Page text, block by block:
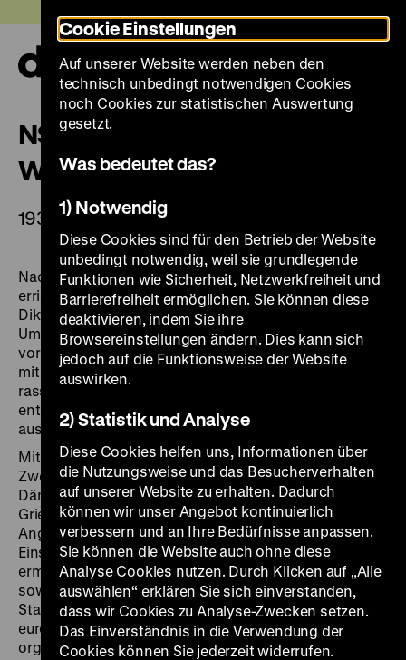
zum
Seiteninhalt
springen
NS-Regime und Zweiter
Weltkrieg
1933–1945
Nach Ernennung Hitlers zum Reichskanzler 1933
errichteten die Nationalsozialisten in kurzer Zeit eine
Diktatur. Deutschland wurde durch eine radikale
Umgestaltung von Staat und Gesellschaft auf Krieg
vorbereitet. Politische Gegner verfolgte der NS-Staat
mit Brutalität. Juden und andere Menschen, die den
rassistischen Wahnideen der Nationalsozialisten nicht
entsprachen, wurden aus der Gesellschaft
ausgegrenzt.
Mit dem deutschen Überfall auf Polen 1939 begann der
Zweite Weltkrieg. Bis 1941 besetzte die Wehrmacht
Dänemark, Norwegen, die Beneluxstaaten, Frankreich,
Griechenland, Jugoslawien und Teile Nordafrikas. Beim
Angriff auf die Sowjetunion 1941 folgten
Einsatzgruppen der vorrückenden Wehrmacht und
ermordeten hunderttausende Juden, Sinti und Roma
sowie sowjetische Funktionäre. Ab 1942 setzte der NS-
Staat alle Mittel ein, um den Völkermord an den
europäischen Juden in Vernichtungslagern zu
organisieren und millionenfach umzusetzen.
Cookie Einstellungen
Auf unserer Website werden neben den
technisch unbedingt notwendigen Cookies
noch Cookies zur statistischen Auswertung
gesetzt.
Was bedeutet das?
1) Notwendig
Diese Cookies sind für den Betrieb der Website
unbedingt notwendig, weil sie grundlegende
Funktionen wie Sicherheit, Netzwerkfreiheit und
Barrierefreiheit ermöglichen. Sie können diese
deaktivieren, indem Sie ihre
Browsereinstellungen ändern. Dies kann sich
jedoch auf die Funktionsweise der Website
auswirken.
2) Statistik und Analyse
Diese Cookies helfen uns, Informationen über
die Nutzungsweise und das Besucherverhalten
auf unserer Website zu erhalten. Dadurch
können wir unser Angebot kontinuierlich
verbessern und an Ihre Bedürfnisse anpassen.
Sie können die Website auch ohne diese
Analyse Cookies nutzen. Durch Klicken auf „Alle
auswählen“ erklären Sie sich einverstanden,
dass wir Cookies zu Analyse-Zwecken setzen.
Das Einverständnis in die Verwendung der
Cookies können Sie jederzeit widerrufen.